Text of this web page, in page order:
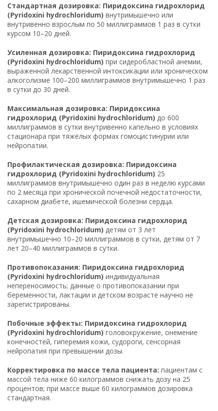
Стандартная дозировка: Пиридоксина гидрохлорид
(Pyridoxini hydrochloridum) внутримышечно или
внутривенно взрослым по 50 миллиграммов 1 раз в сутки
курсом 10–20 дней.
Усиленная дозировка: Пиридоксина гидрохлорид
(Pyridoxini hydrochloridum) при сидеробластной анемии,
выраженной лекарственной интоксикации или хроническом
алкоголизме 100–200 миллиграммов внутримышечно 1 раз
в сутки до 30 дней.
Максимальная дозировка: Пиридоксина
гидрохлорид (Pyridoxini hydrochloridum) до 600
миллиграммов в сутки внутривенно капельно в условиях
стационара при тяжёлых формах гомоцистинурии или
нейропатии.
Профилактическая дозировка: Пиридоксина
гидрохлорид (Pyridoxini hydrochloridum) 25
миллиграммов внутримышечно один раз в неделю курсами
по 2 месяца при хронической почечной недостаточности,
сахарном диабете, ишемической болезни сердца.
Детская дозировка: Пиридоксина гидрохлорид
(Pyridoxini hydrochloridum) детям от 3 лет
внутримышечно 10–20 миллиграммов в сутки, детям от 7
лет 20–40 миллиграммов в сутки.
Противопоказания: Пиридоксина гидрохлорид
(Pyridoxini hydrochloridum) индивидуальная
непереносимость; данные о противопоказании при
беременности, лактации и детском возрасте научно не
зарегистрированы.
Побочные эффекты: Пиридоксина гидрохлорид
(Pyridoxini hydrochloridum) головокружение, онемение
конечностей, гиперемия кожи, судороги, сенсорная
нейропатия при превышении дозы.
Корректировка по массе тела пациента: пациентам с
массой тела ниже 60 килограммов снижать дозу на 25
процентов; при массе выше 60 килограммов дозировка
стандартная.